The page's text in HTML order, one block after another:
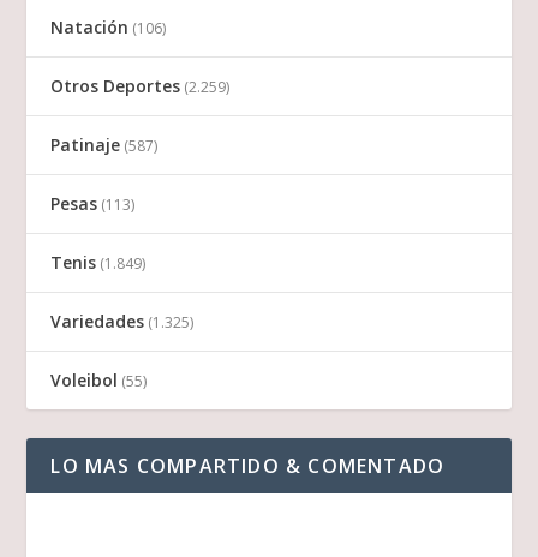
Natación (106)
Otros Deportes (2.259)
Patinaje (587)
Pesas (113)
Tenis (1.849)
Variedades (1.325)
Voleibol (55)
LO MAS COMPARTIDO & COMENTADO